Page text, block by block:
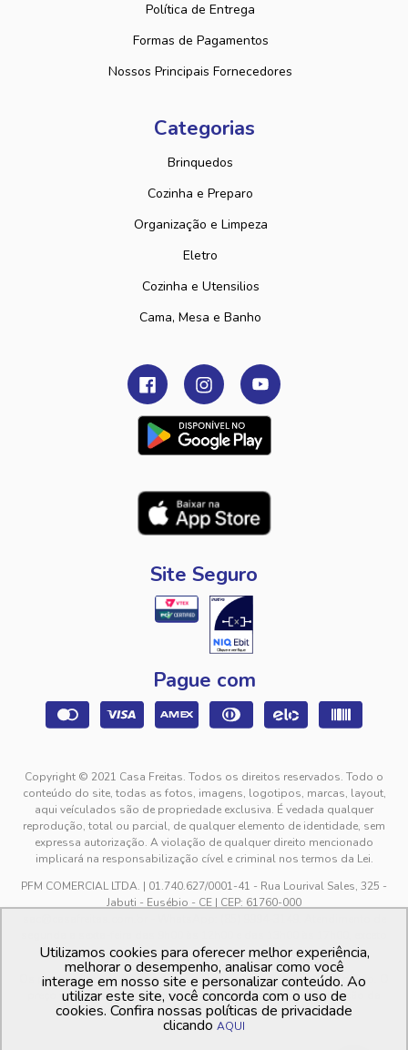
Política de Entrega
Formas de Pagamentos
Nossos Principais Fornecedores
Categorias
Brinquedos
Cozinha e Preparo
Organização e Limpeza
Eletro
Cozinha e Utensilios
Cama, Mesa e Banho
Site Seguro
Pague com
Copyright © 2021 Casa Freitas. Todos os direitos reservados. Todo o
conteúdo do site, todas as fotos, imagens, logotipos, marcas, layout,
aqui veículados são de propriedade exclusiva. É vedada qualquer
reprodução, total ou parcial, de qualquer elemento de identidade, sem
expressa autorização. A violação de qualquer direito mencionado
implicará na responsabilização cível e criminal nos termos da Lei.
PFM COMERCIAL LTDA. | 01.740.627/0001-41 - Rua Lourival Sales, 325 -
Jabuti - Eusébio - CE | CEP: 61760-000
feriados.
Os preços dos produtos estão sujeitos a alteração sem aviso prévio. O
preço valido é sempre o apresentado no momento da finalização da
compra, no carrinho de compras.
Utilizamos cookies para oferecer melhor experiência,
melhorar o desempenho, analisar como você
interage em nosso site e personalizar conteúdo. Ao
utilizar este site, você concorda com o uso de
cookies. Confira nossas políticas de privacidade
clicando AQUI